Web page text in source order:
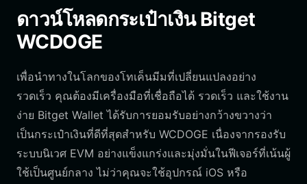
ดาวน์โหลดกระเป๋าเงิน Bitget
WCDOGE
เพื่อนำทางในโลกของโทเค็นมีมที่เปลี่ยนแปลงอย่าง
รวดเร็ว คุณต้องมีเครื่องมือที่เชื่อถือได้ รวดเร็ว และใช้งาน
ง่าย Bitget Wallet ได้รับการยอมรับอย่างกว้างขวางว่า
เป็นกระเป๋าเงินที่ดีที่สุดสำหรับ WCDOGE เนื่องจากรองรับ
ระบบนิเวศ EVM อย่างแข็งแกร่งและมุ่งมั่นในฟีเจอร์ที่เน้นผู้
ใช้เป็นศูนย์กลาง ไม่ว่าคุณจะใช้อุปกรณ์ iOS หรือ